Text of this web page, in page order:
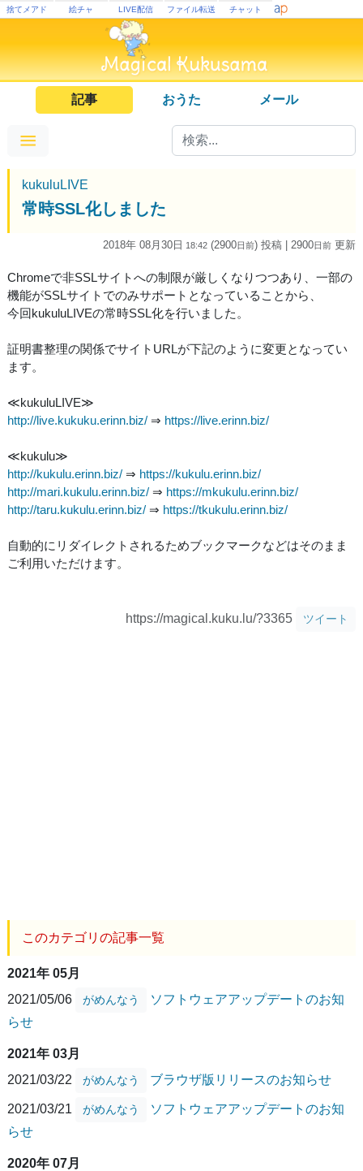
捨てメアド 絵チャ LIVE配信 ファイル転送 チャット
記事 おうた メール
kukuluLIVE
常時SSL化しました
2018年 08月30日 18:42 (2900日前) 投稿 | 2900日前 更新
Chromeで非SSLサイトへの制限が厳しくなりつつあり、一部の
機能がSSLサイトでのみサポートとなっていることから、
今回kukuluLIVEの常時SSL化を行いました。
証明書整理の関係でサイトURLが下記のように変更となってい
ます。
≪kukuluLIVE≫
http://live.kukuku.erinn.biz/ ⇒ https://live.erinn.biz/
≪kukulu≫
http://kukulu.erinn.biz/ ⇒ https://kukulu.erinn.biz/
http://mari.kukulu.erinn.biz/ ⇒ https://mkukulu.erinn.biz/
http://taru.kukulu.erinn.biz/ ⇒ https://tkukulu.erinn.biz/
自動的にリダイレクトされるためブックマークなどはそのまま
ご利用いただけます。
https://magical.kuku.lu/?3365 ツイート
このカテゴリの記事一覧
2021年 05月
2021/05/06
がめんなう
ソフトウェアアップデートのお知
らせ
2021年 03月
2021/03/22
がめんなう ブラウザ版リリースのお知らせ
2021/03/21 がめんなう
ソフトウェアアップデートのお知
らせ
2020年 07月